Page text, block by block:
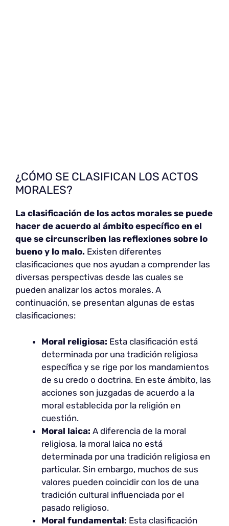
¿CÓMO SE CLASIFICAN LOS ACTOS
MORALES?
La clasificación de los actos morales se puede
hacer de acuerdo al ámbito específico en el
que se circunscriben las reflexiones sobre lo
bueno y lo malo. Existen diferentes
clasificaciones que nos ayudan a comprender las
diversas perspectivas desde las cuales se
pueden analizar los actos morales. A
continuación, se presentan algunas de estas
clasificaciones:
Moral religiosa: Esta clasificación está
determinada por una tradición religiosa
específica y se rige por los mandamientos
de su credo o doctrina. En este ámbito, las
acciones son juzgadas de acuerdo a la
moral establecida por la religión en
cuestión.
Moral laica: A diferencia de la moral
religiosa, la moral laica no está
determinada por una tradición religiosa en
particular. Sin embargo, muchos de sus
valores pueden coincidir con los de una
tradición cultural influenciada por el
pasado religioso.
Moral fundamental: Esta clasificación